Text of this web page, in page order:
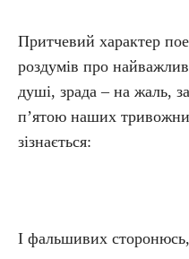
Притчевий характер
роздумів про
душі, зрада – на жаль,
п’ятою наших
зізнається:
І фальшивих